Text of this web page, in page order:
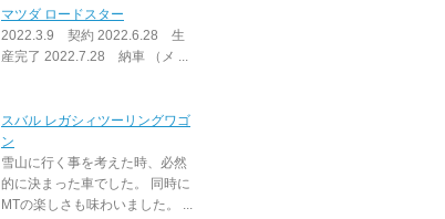
マツダ ロードスター
2022.3.9 契約 2022.6.28 生
産完了 2022.7.28 納車 （メ ...
スバル レガシィツーリングワゴ
ン
雪山に行く事を考えた時、必然
的に決まった車でした。 同時に
MTの楽しさも味わいました。 ...